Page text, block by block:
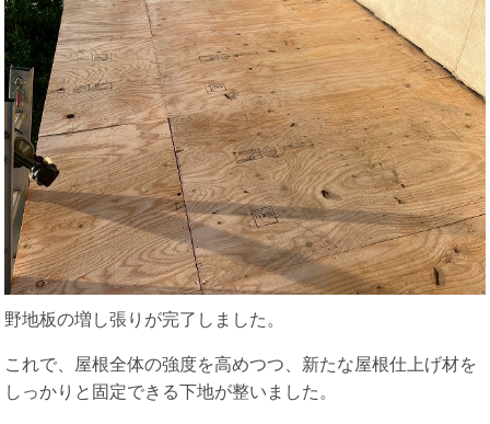
野地板の増し張りが完了しました。
これで、屋根全体の強度を高めつつ、新たな屋根仕上げ材を
しっかりと固定できる下地が整いました。